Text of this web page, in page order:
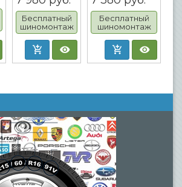
Бесплатный
шиномонтаж
Бесплатный
шиномонтаж